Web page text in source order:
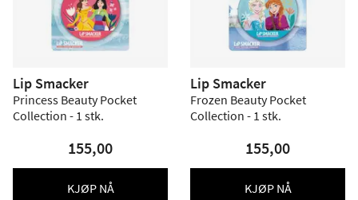
Lip Smacker
Princess Beauty Pocket
Collection - 1 stk.
155,00
KJØP NÅ
Lip Smacker
Frozen Beauty Pocket
Collection - 1 stk.
155,00
KJØP NÅ